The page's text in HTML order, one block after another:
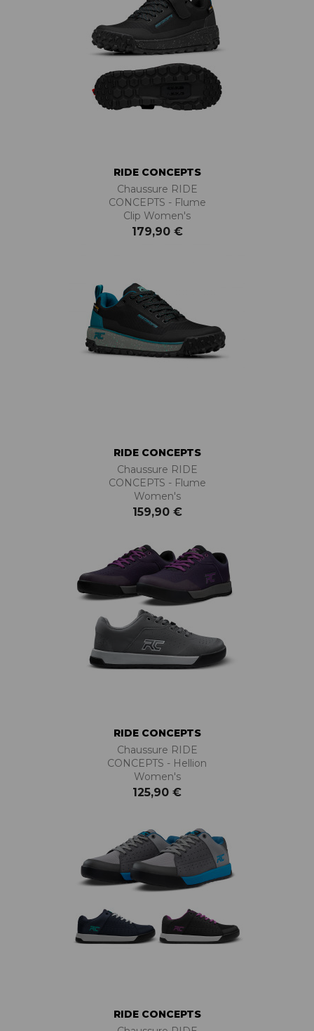
RIDE CONCEPTS
Chaussure RIDE
CONCEPTS - Flume
Clip Women's
179,90 €
RIDE CONCEPTS
Chaussure RIDE
CONCEPTS - Flume
Women's
159,90 €
RIDE CONCEPTS
Chaussure RIDE
CONCEPTS - Hellion
Women's
125,90 €
RIDE CONCEPTS